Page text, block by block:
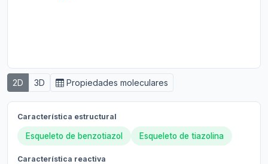
2D 3D Propiedades moleculares
Característica estructural
Esqueleto de benzotiazol Esqueleto de tiazolina
Característica reactiva